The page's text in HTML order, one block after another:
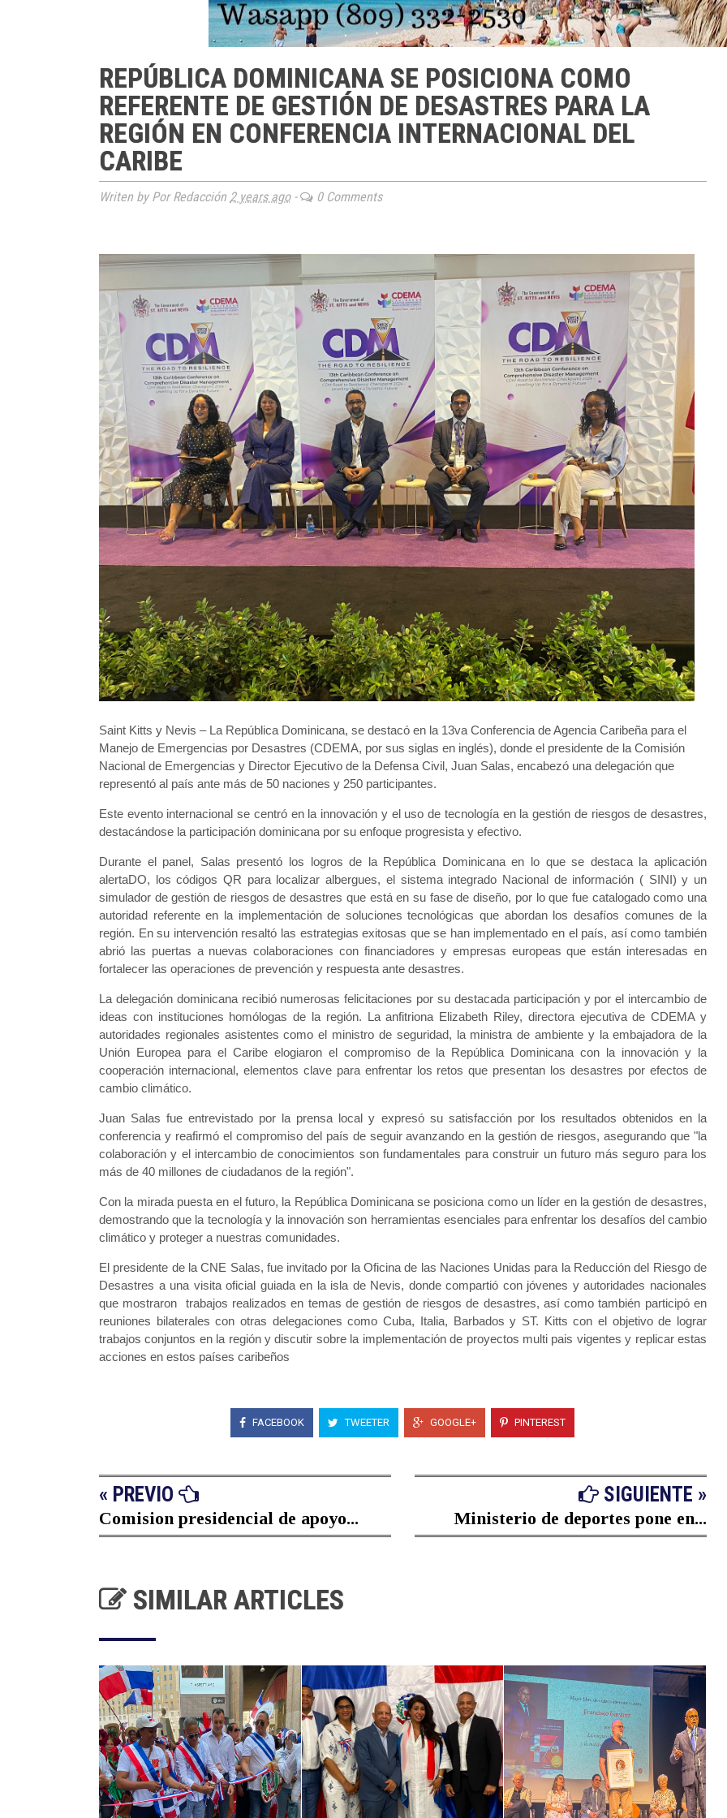
REPÚBLICA DOMINICANA SE POSICIONA COMO
REFERENTE DE GESTIÓN DE DESASTRES PARA LA
REGIÓN EN CONFERENCIA INTERNACIONAL DEL
CARIBE
Writen by Por Redacción 2 years ago- 0 Comments
Saint Kitts y Nevis – La República Dominicana, se destacó en la 13va Conferencia de Agencia Caribeña para el
Manejo de Emergencias por Desastres (CDEMA, por sus siglas en inglés), donde el presidente de la Comisión
Nacional de Emergencias y Director Ejecutivo de la Defensa Civil, Juan Salas, encabezó una delegación que
representó al país ante más de 50 naciones y 250 participantes.
Este evento internacional se centró en la innovación y el uso de tecnología en la gestión de riesgos de desastres,
destacándose la participación dominicana por su enfoque progresista y efectivo.
Durante el panel, Salas presentó los logros de la República Dominicana en lo que se destaca la aplicación
alertaDO, los códigos QR para localizar albergues, el sistema integrado Nacional de información ( SINI) y un
simulador de gestión de riesgos de desastres que está en su fase de diseño, por lo que fue catalogado como una
autoridad referente en la implementación de soluciones tecnológicas que abordan los desafíos comunes de la
región. En su intervención resaltó las estrategias exitosas que se han implementado en el país, así como también
abrió las puertas a nuevas colaboraciones con financiadores y empresas europeas que están interesadas en
fortalecer las operaciones de prevención y respuesta ante desastres.
La delegación dominicana recibió numerosas felicitaciones por su destacada participación y por el intercambio de
ideas con instituciones homólogas de la región. La anfitriona Elizabeth Riley, directora ejecutiva de CDEMA y
autoridades regionales asistentes como el ministro de seguridad, la ministra de ambiente y la embajadora de la
Unión Europea para el Caribe elogiaron el compromiso de la República Dominicana con la innovación y la
cooperación internacional, elementos clave para enfrentar los retos que presentan los desastres por efectos de
cambio climático.
Juan Salas fue entrevistado por la prensa local y expresó su satisfacción por los resultados obtenidos en la
conferencia y reafirmó el compromiso del país de seguir avanzando en la gestión de riesgos, asegurando que "la
colaboración y el intercambio de conocimientos son fundamentales para construir un futuro más seguro para los
más de 40 millones de ciudadanos de la región".
Con la mirada puesta en el futuro, la República Dominicana se posiciona como un líder en la gestión de desastres,
demostrando que la tecnología y la innovación son herramientas esenciales para enfrentar los desafíos del cambio
climático y proteger a nuestras comunidades.
El presidente de la CNE Salas, fue invitado por la Oficina de las Naciones Unidas para la Reducción del Riesgo de
Desastres a una visita oficial guiada en la isla de Nevis, donde compartió con jóvenes y autoridades nacionales
que mostraron trabajos realizados en temas de gestión de riesgos de desastres, así como también participó en
reuniones bilaterales con otras delegaciones como Cuba, Italia, Barbados y ST. Kitts con el objetivo de lograr
trabajos conjuntos en la región y discutir sobre la implementación de proyectos multi pais vigentes y replicar estas
acciones en estos países caribeños
FACEBOOK TWEETER GOOGLE+ PINTEREST
« PREVIO
Comision presidencial de apoyo...
SIGUIENTE »
Ministerio de deportes pone en...
SIMILAR ARTICLES